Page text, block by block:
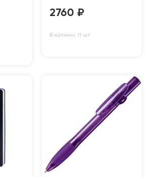
2760 ₽
В наличии: 11 шт